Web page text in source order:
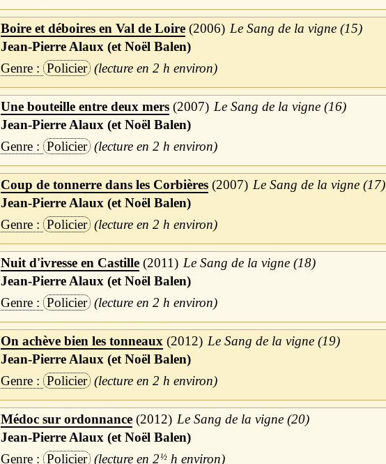
Boire et déboires en Val de Loire 2006
Le Sang de la vigne (15)
Jean-Pierre Alaux (et Noël Balen)
Policier
2 h
Une bouteille entre deux mers 2007
Le Sang de la vigne (16)
Jean-Pierre Alaux (et Noël Balen)
Policier
2 h
Coup de tonnerre dans les Corbières 2007
Le Sang de la vigne (17)
Jean-Pierre Alaux (et Noël Balen)
Policier
2 h
Nuit d'ivresse en Castille 2011
Le Sang de la vigne (18)
Jean-Pierre Alaux (et Noël Balen)
Policier
2 h
On achève bien les tonneaux 2012
Le Sang de la vigne (19)
Jean-Pierre Alaux (et Noël Balen)
Policier
2 h
Médoc sur ordonnance 2012
Le Sang de la vigne (20)
Jean-Pierre Alaux (et Noël Balen)
Policier
2½h